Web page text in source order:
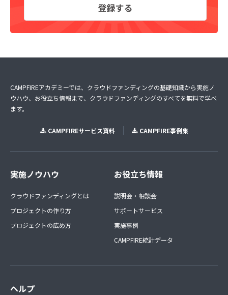
CAMPFIREアカデミーでは、クラウドファンディングの基礎知識から実施ノ
ウハウ、お役立ち情報まで、クラウドファンディングのすべてを無料で学べ
ます。
CAMPFIREサービス資料 CAMPFIRE事例集
実施ノウハウ
クラウドファンディングとは
プロジェクトの作り方
プロジェクトの広め方
お役立ち情報
説明会・相談会
サポートサービス
実施事例
CAMPFIRE統計データ
ヘルプ